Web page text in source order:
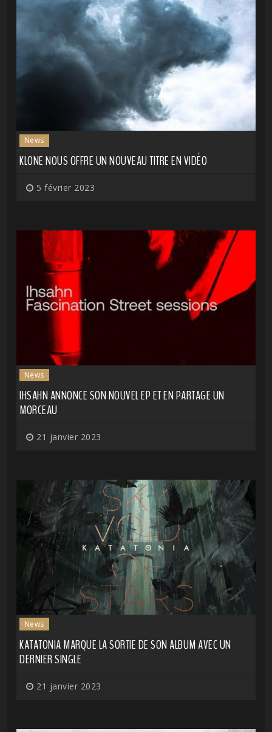
News
KLONE NOUS OFFRE UN NOUVEAU TITRE EN VIDÉO
5 février 2023
News
IHSAHN ANNONCE SON NOUVEL EP ET EN PARTAGE UN
MORCEAU
21 janvier 2023
News
KATATONIA MARQUE LA SORTIE DE SON ALBUM AVEC UN
DERNIER SINGLE
21 janvier 2023